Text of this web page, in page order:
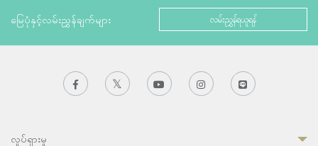
မြေပုံနှင့်လမ်းညွှန်ချက်များ လမ်းညွှန်ရယူရန်
လှုပ်ရှားမှု